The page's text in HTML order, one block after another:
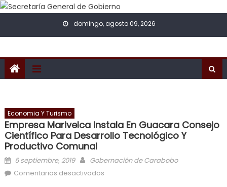
Skip to content
domingo, agosto 09, 2026
Economia Y Turismo
Empresa Marivelca Instala En Guacara Consejo
Científico Para Desarrollo Tecnológico Y
Productivo Comunal
Posted on
6 septiembre, 2019 Author
Gobernación de Carabobo
Comentarios desactivados